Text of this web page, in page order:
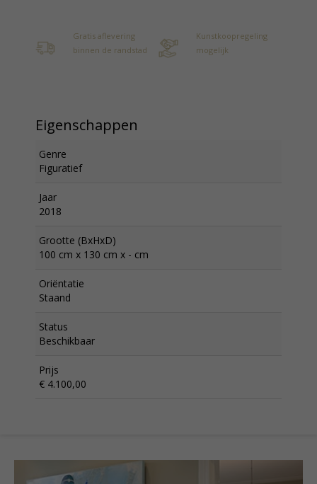
Gratis aflevering
binnen de randstad
Kunstkoopregeling
mogelijk
Eigenschappen
Genre
Figuratief
Jaar
2018
Grootte (BxHxD)
100 cm x 130 cm x - cm
Oriëntatie
Staand
Status
Beschikbaar
Prijs
€ 4.100,00